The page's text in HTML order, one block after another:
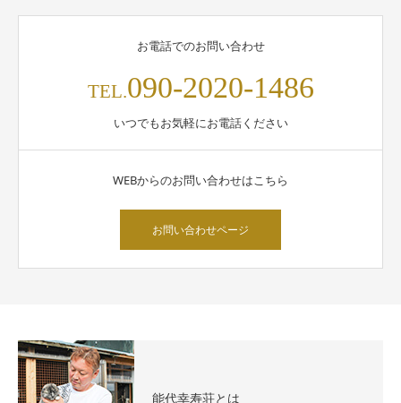
お電話でのお問い合わせ
TEL.090-2020-1486
いつでもお気軽にお電話ください
WEBからのお問い合わせはこちら
お問い合わせページ
能代幸寿荘とは